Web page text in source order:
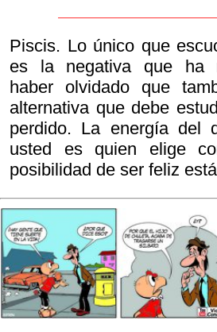
Piscis. Lo único que
es la negativa que ha
haber olvidado que
alternativa que debe
perdido. La energía del
usted es quien elige
posibilidad de ser feliz